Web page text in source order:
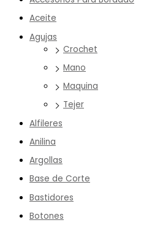
Aceite
Agujas
Crochet
Mano
Maquina
Tejer
Alfileres
Anilina
Argollas
Base de Corte
Bastidores
Botones